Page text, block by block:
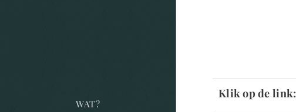
WAT?
Klik op de link: